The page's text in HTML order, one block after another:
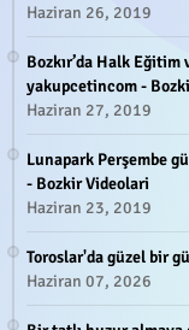
Haziran 26, 2019
Bozkır’da Halk
yakupcetincom -
Haziran 27, 2019
Lunapark Perşembe
- Bozkir Videolari
Haziran 23, 2019
Toroslar'da güzel bir
Haziran 07, 2026